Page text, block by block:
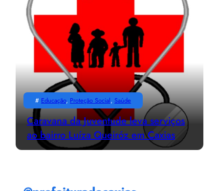
# Educação, Proteção Social, Saúde
Caravana da Juventude leva serviços
ao bairro Luíza Queiróz em Caxias